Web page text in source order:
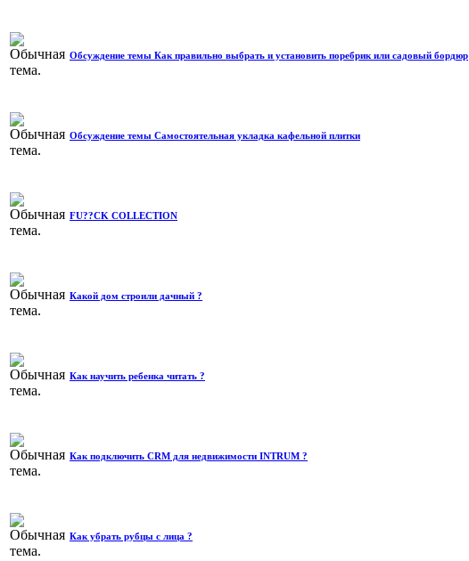
Обсуждение темы Как правильно выбрать и установить поребрик или садовый бордюр
Обсуждение темы Самостоятельная укладка кафельной плитки
FU??CK COLLECTION
Какой дом строили дачный ?
Как научить ребенка читать ?
Как подключить CRM для недвижимости INTRUM ?
Как убрать рубцы с лица ?